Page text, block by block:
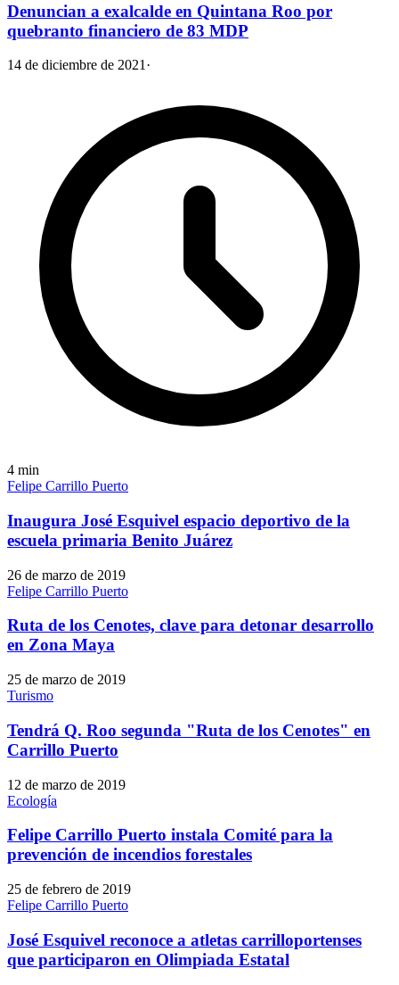
Denuncian a exalcalde en Quintana Roo por
quebranto financiero de 83 MDP
14 de diciembre de 2021 ·
4 min
Felipe Carrillo Puerto
Inaugura José Esquivel espacio deportivo de la
escuela primaria Benito Juárez
26 de marzo de 2019
Felipe Carrillo Puerto
Ruta de los Cenotes, clave para detonar desarrollo
en Zona Maya
25 de marzo de 2019
Turismo
Tendrá Q. Roo segunda "Ruta de los Cenotes" en
Carrillo Puerto
12 de marzo de 2019
Ecología
Felipe Carrillo Puerto instala Comité para la
prevención de incendios forestales
25 de febrero de 2019
Felipe Carrillo Puerto
José Esquivel reconoce a atletas carrilloportenses
que participaron en Olimpiada Estatal